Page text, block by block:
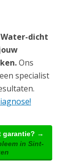
dicht
Ons
specialist
garantie? →
in Sint-